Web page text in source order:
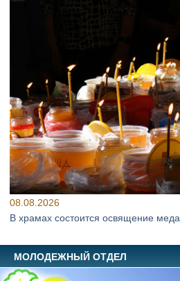
08.08.2026
В храмах состоится освящение меда
МОЛОДЕЖНЫЙ ОТДЕЛ